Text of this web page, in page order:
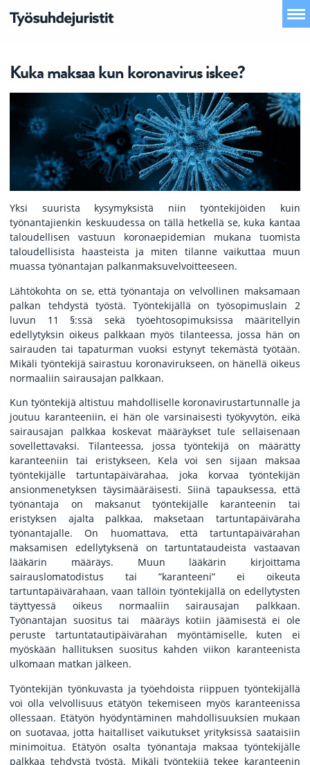
Kuka maksaa kun koronavirus iskee?
Yksi suurista kysymyksistä niin työntekijöiden kuin
työnantajienkin keskuudessa on tällä hetkellä se, kuka kantaa
taloudellisen vastuun koronaepidemian mukana tuomista
taloudellisista haasteista ja miten tilanne vaikuttaa muun
muassa työnantajan palkanmaksuvelvoitteeseen.
Lähtökohta on se, että työnantaja on velvollinen maksamaan
palkan tehdystä työstä. Työntekijällä on työsopimuslain 2
luvun 11 §:ssä sekä työehtosopimuksissa määritellyin
edellytyksin oikeus palkkaan myös tilanteessa, jossa hän on
sairauden tai tapaturman vuoksi estynyt tekemästä työtään.
Mikäli työntekijä sairastuu koronavirukseen, on hänellä oikeus
normaaliin sairausajan palkkaan.
Kun työntekijä altistuu mahdolliselle koronavirustartunnalle ja
joutuu karanteeniin, ei hän ole varsinaisesti työkyvytön, eikä
sairausajan palkkaa koskevat määräykset tule sellaisenaan
sovellettavaksi. Tilanteessa, jossa työntekijä on määrätty
karanteeniin tai eristykseen, Kela voi sen sijaan maksaa
työntekijälle tartuntapäivärahaa, joka korvaa työntekijän
ansionmenetyksen täysimääräisesti. Siinä tapauksessa, että
työnantaja on maksanut työntekijälle karanteenin tai
eristyksen ajalta palkkaa, maksetaan tartuntapäiväraha
työnantajalle. On huomattava, että tartuntapäivärahan
maksamisen edellytyksenä on tartuntataudeista vastaavan
lääkärin määräys. Muun lääkärin kirjoittama
sairauslomatodistus tai ”karanteeni” ei oikeuta
tartuntapäivärahaan, vaan tällöin työntekijällä on edellytysten
täyttyessä oikeus normaaliin sairausajan palkkaan.
Työnantajan suositus tai määräys kotiin jäämisestä ei ole
peruste tartuntatautipäivärahan myöntämiselle, kuten ei
myöskään hallituksen suositus kahden viikon karanteenista
ulkomaan matkan jälkeen.
Työntekijän työnkuvasta ja työehdoista riippuen työntekijällä
voi olla velvollisuus etätyön tekemiseen myös karanteenissa
ollessaan. Etätyön hyödyntäminen mahdollisuuksien mukaan
on suotavaa, jotta haitalliset vaikutukset yrityksissä saataisiin
minimoitua. Etätyön osalta työnantaja maksaa työntekijälle
palkkaa tehdystä työstä. Mikäli työntekijä tekee karanteenin